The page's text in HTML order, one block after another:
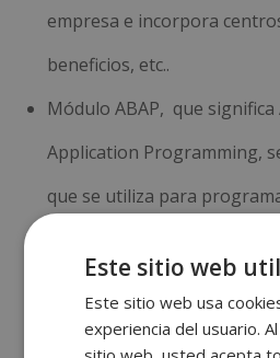
empresa e incorpora
beneficios, etc..
Módulo ABAP, que significa
Application Programming,
que se utiliza para
¿Por qué la
Este sitio web
Este sitio web usa
experiencia del usuario.